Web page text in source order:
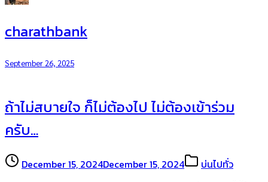
charathbank
September 26, 2025
ถ้าไม่สบายใจ ก็ไม่ต้องไป ไม่ต้องเข้าร่วม
ครับ…
December 15, 2024December 15, 2024 บ่นไปทั่ว